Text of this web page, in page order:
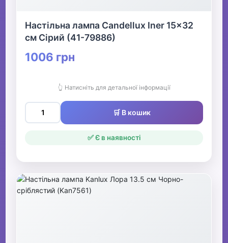
Настільна лампа Candellux Iner 15x32
см Сірий (41-79886)
1006 грн
👆 Натисніть для детальної інформації
🛒 В кошик
✅ Є в наявності